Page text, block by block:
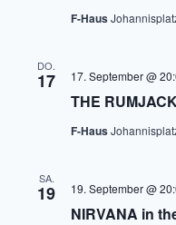
F-Haus
DO.
17
THE
17. September @
F-Haus
SA.
19
NIRVANA in
19. September @